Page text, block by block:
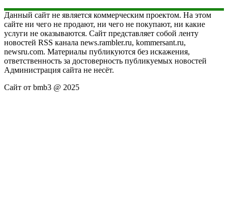
Данный сайт не является коммерческим проектом. На этом
сайте ни чего не продают, ни чего не покупают, ни какие
услуги не оказываются. Сайт представляет собой ленту
новостей RSS канала news.rambler.ru, kommersant.ru,
newsru.com. Материалы публикуются без искажения,
ответственность за достоверность публикуемых новостей
Администрация сайта не несёт.
Сайт от bmb3 @ 2025